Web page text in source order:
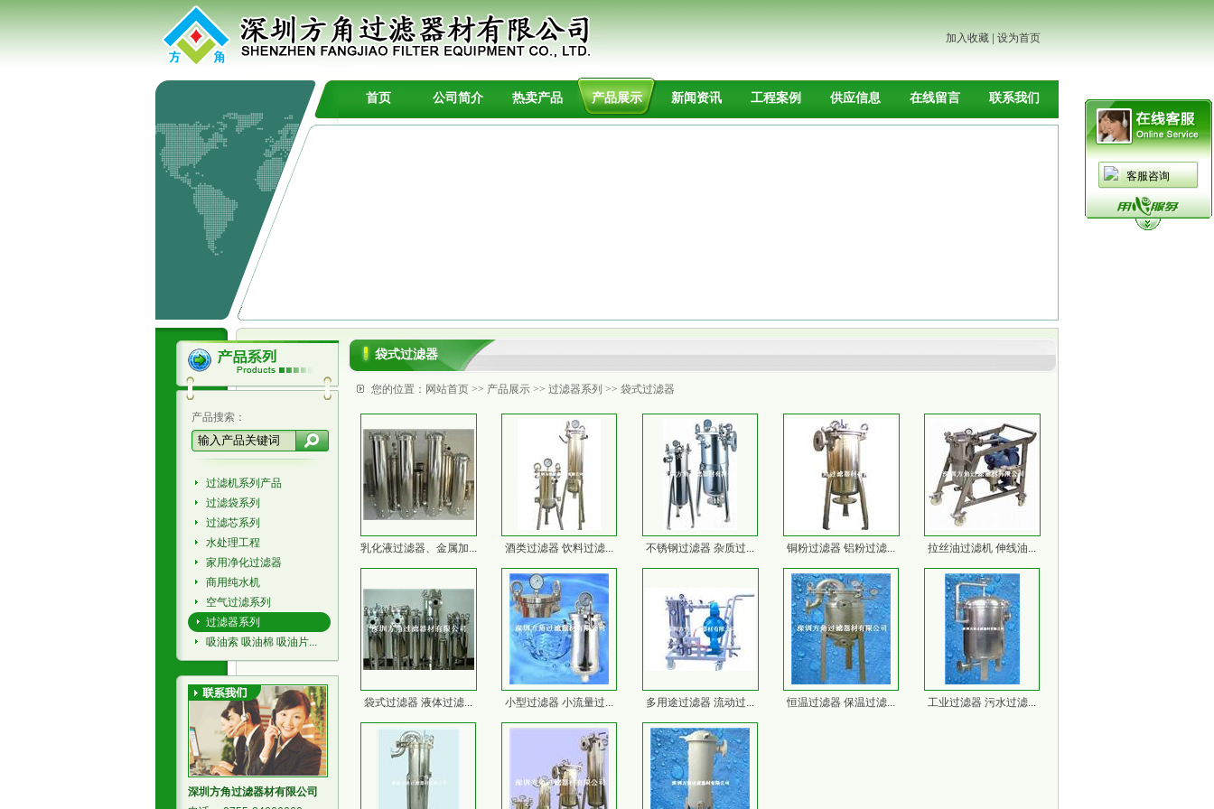
客服咨询
加入收藏 设为首页
首页 公司简介 热卖产品 产品展示 新闻资讯 工程案例 供应信息 在线留言 联系我们
产品搜索：
过滤机系列产品
过滤袋系列
过滤芯系列
水处理工程
家用净化过滤器
商用纯水机
空气过滤系列
过滤器系列
吸油索 吸油棉 吸油片...
深圳方角过滤器材有限公司
袋式过滤器
您的位置： 网站首页 >> 产品展示 >> 过滤器系列 >> 袋式过滤器
乳化液过滤器、金属加... 酒类过滤器 饮料过滤... 不锈钢过滤器 杂质过... 铜粉过滤器 铝粉过滤... 拉丝油过滤机 伸线油...
袋式过滤器 液体过滤... 小型过滤器 小流量过... 多用途过滤器 流动过... 恒温过滤器 保温过滤... 工业过滤器 污水过滤...